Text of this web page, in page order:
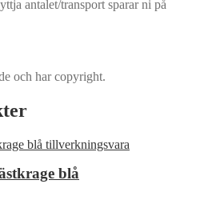
antalet/transport sparar ni på
och har copyright.
blå